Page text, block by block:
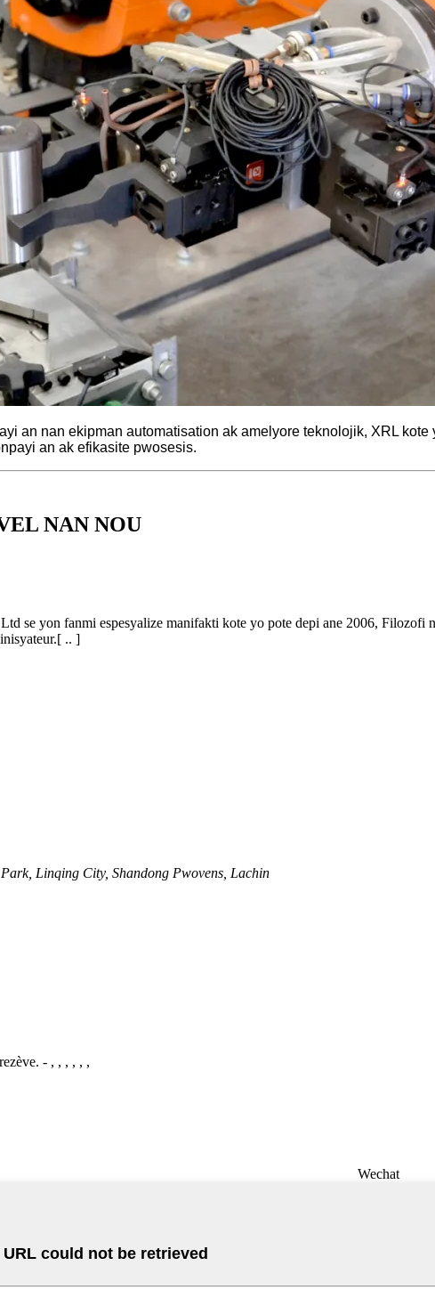
an nan ekipman automatisation ak amelyore teknolojik, XRL
an ak efikasite pwosesis.
NAN NOU
se yon fanmi espesyalize manifakti kote yo pote depi ane 2006,
.. ]
Linqing City, Shandong Pwovens, Lachin
- , , , , , ,
Wechat